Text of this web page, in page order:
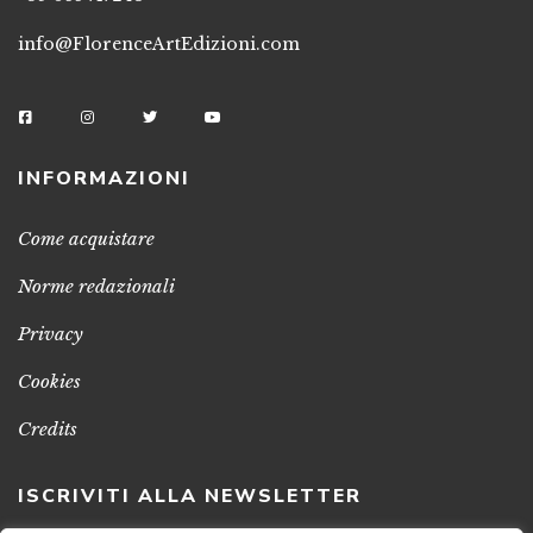
info@FlorenceArtEdizioni.com
INFORMAZIONI
Come acquistare
Norme redazionali
Privacy
Cookies
Credits
ISCRIVITI ALLA NEWSLETTER